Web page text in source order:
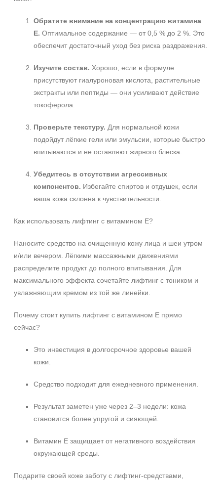
Лицо
Показать еще
Ингредиенты
Витамин E
DMAE
Показать еще
День
Ежедневный
Показать еще
Процедура
Демакияж
Массаж
Показать еще
Уровень SPF защиты
SPF 30
SPF 50
Обратите внимание на концентрацию витамина
E. Оптимальное содержание — от 0,5 % до 2 %. Это
обеспечит достаточный уход без риска раздражения.
Изучите состав. Хорошо, если в формуле
присутствуют гиалуроновая кислота, растительные
экстракты или пептиды — они усиливают действие
токоферола.
Проверьте текстуру. Для нормальной кожи
подойдут лёгкие гели или эмульсии, которые быстро
впитываются и не оставляют жирного блеска.
Убедитесь в отсутствии агрессивных
компонентов. Избегайте спиртов и отдушек, если
ваша кожа склонна к чувствительности.
Как использовать лифтинг с витамином E?
Наносите средство на очищенную кожу лица и шеи утром
и/или вечером. Лёгкими массажными движениями
распределите продукт до полного впитывания. Для
максимального эффекта сочетайте лифтинг с тоником и
увлажняющим кремом из той же линейки.
Почему стоит купить лифтинг с витамином E прямо
сейчас?
Это инвестиция в долгосрочное здоровье вашей
кожи.
Средство подходит для ежедневного применения.
Результат заметен уже через 2–3 недели: кожа
становится более упругой и сияющей.
Витамин E защищает от негативного воздействия
окружающей среды.
Подарите своей коже заботу с лифтинг-средствами,
+7 (495) 640-58-89